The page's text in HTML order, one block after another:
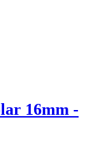
16mm -